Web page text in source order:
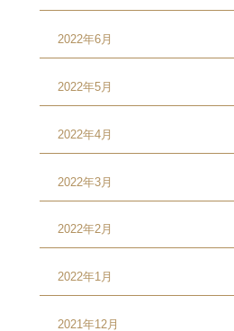
2022年6月
2022年5月
2022年4月
2022年3月
2022年2月
2022年1月
2021年12月